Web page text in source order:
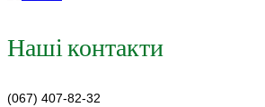
Наші контакти
(067) 407-82-32